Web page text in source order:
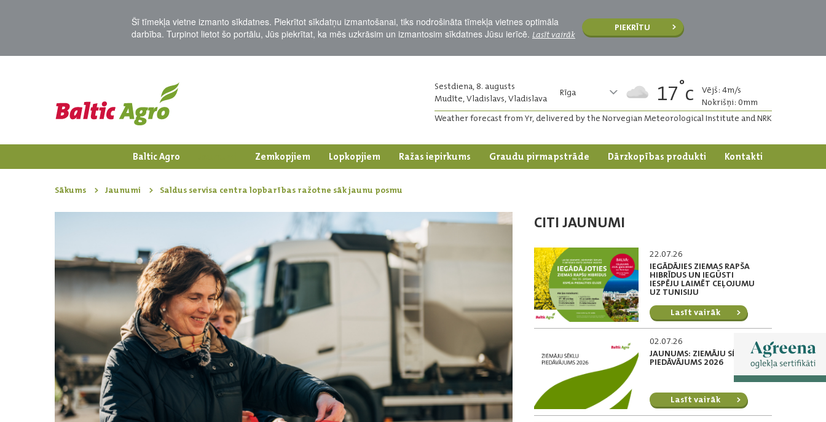
Šī tīmekļa vietne izmanto sīkdatnes. Piekrītot sīkdatņu izmantošanai, tiks nodrošināta tīmekļa vietnes optimāla
darbība. Turpinot lietot šo portālu, Jūs piekrītat, ka mēs uzkrāsim un izmantosim sīkdatnes Jūsu ierīcē. Lasīt vairāk
PIEKRĪTU
Sestdiena, 8. augusts
Mudīte, Vladislavs, Vladislava
Rīga 17°c
Vējš: 4m/s
Nokrišņi: 0mm
Weather forecast from Yr, delivered by the Norvegian Meteorological Institute and NRK
Baltic Agro Zemkopjiem Lopkopjiem Ražas iepirkums Graudu pirmapstrāde Dārzkopības produkti Kontakti
Sākums Jaunumi Saldus servisa centra lopbarības ražotne sāk jaunu posmu
CITI JAUNUMI
22.07.26
IEGĀDĀJIES ZIEMAS RAPŠA
HIBRĪDUS UN IEGŪSTI
IESPĒJU LAIMĒT CEĻOJUMU
UZ TUNISIJU
Lasīt vairāk
02.07.26
JAUNUMS: ZIEMĀJU SĒKLU
PIEDĀVĀJUMS 2026
Lasīt vairāk